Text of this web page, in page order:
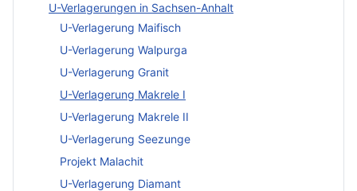
U-Verlagerungen in Sachsen-Anhalt
U-Verlagerung Maifisch
U-Verlagerung Walpurga
U-Verlagerung Granit
U-Verlagerung Makrele I
U-Verlagerung Makrele II
U-Verlagerung Seezunge
Projekt Malachit
U-Verlagerung Diamant